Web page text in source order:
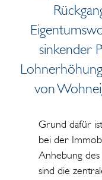
sinkender
von
Grund dafür
bei der
Anhebung des
sind die